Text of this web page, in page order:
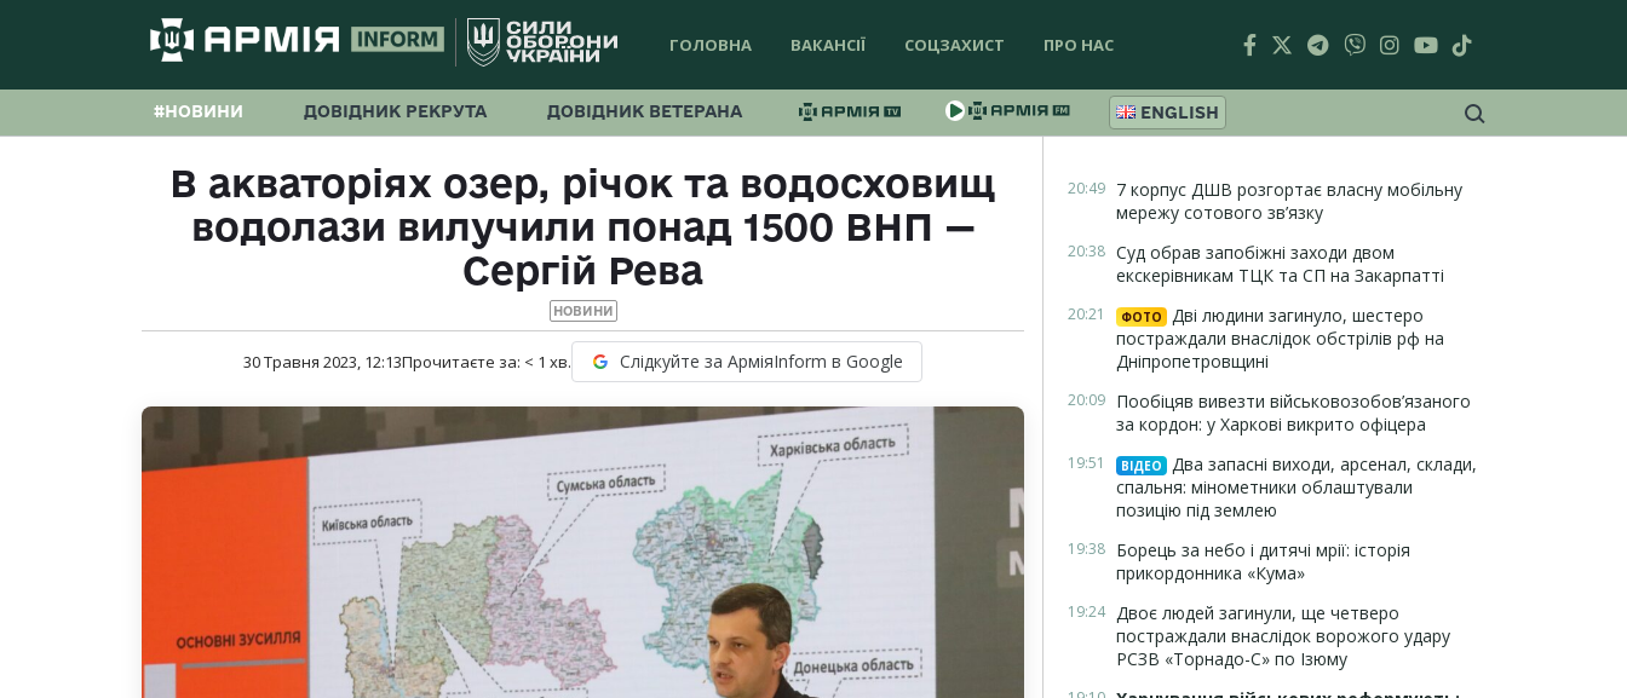
ГОЛОВНА ВАКАНСІЇ СОЦЗАХИСТ ПРО НАС
#НОВИНИ ДОВІДНИК РЕКРУТА ДОВІДНИК ВЕТЕРАНА ENGLISH
В акваторіях озер, річок та водосховищ
водолази вилучили понад 1500 ВНП —
Сергій Рева
НОВИНИ
30 Травня 2023, 12:13Прочитаєте за: < 1 хв. Слідкуйте за АрміяInform в Google
20:49 7 корпус ДШВ розгортає власну мобільну
мережу сотового зв’язку
20:38 Суд обрав запобіжні заходи двом
екскерівникам ТЦК та СП на Закарпатті
20:21 ФОТО
Дві людини загинуло, шестеро
постраждали внаслідок обстрілів рф на
Дніпропетровщині
20:09 Пообіцяв вивезти військовозобов’язаного
за кордон: у Харкові викрито офіцера
19:51 ВІДЕО
Два запасні виходи, арсенал, склади,
спальня: мінометники облаштували
позицію під землею
19:38 Борець за небо і дитячі мрії: історія
прикордонника «Кума»
19:24 Двоє людей загинули, ще четверо
постраждали внаслідок ворожого удару
РСЗВ «Торнадо-С» по Ізюму